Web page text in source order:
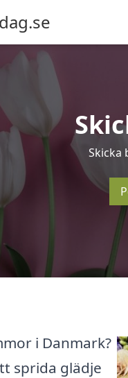
Skicka
i Danmark?
sprida glädje